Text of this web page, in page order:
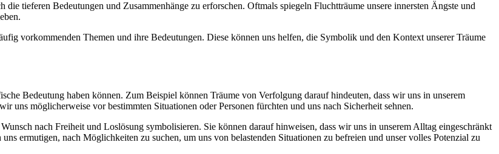
tieferen Bedeutungen und Zusammenhänge zu erforschen. Oftmals spiegeln Fluchtträume unsere innersten Ängste und
vorkommenden Themen und ihre Bedeutungen. Diese können uns helfen, die Symbolik und den Kontext unserer Träume
Bedeutung haben können. Zum Beispiel können Träume von Verfolgung darauf hindeuten, dass wir uns in unserem
uns möglicherweise vor bestimmten Situationen oder Personen fürchten und uns nach Sicherheit sehnen.
nach Freiheit und Loslösung symbolisieren. Sie können darauf hinweisen, dass wir uns in unserem Alltag eingeschränkt
ermutigen, nach Möglichkeiten zu suchen, um uns von belastenden Situationen zu befreien und unser volles Potenzial zu